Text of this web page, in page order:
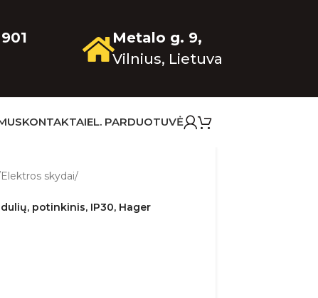
Metalo g. 9,
Vilnius, Lietuva
KONTAKTAIEL. PARDUOTUVĖ
Elektros skydai/
potinkinis, IP30, Hager